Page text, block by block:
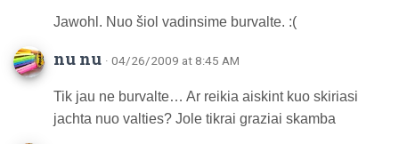
Jawohl. Nuo šiol vadinsime burvalte. :(
nu nu · 04/26/2009 at 8:45 AM
Tik jau ne burvalte… Ar reikia aiskint kuo skiriasi
jachta nuo valties? Jole tikrai graziai skamba